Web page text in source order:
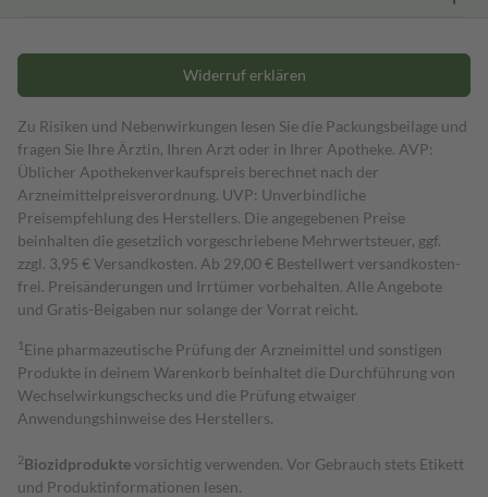
Widerruf erklären
Zu Risiken und Nebenwirkungen lesen Sie die Packungsbeilage und
fragen Sie Ihre Ärztin, Ihren Arzt oder in Ihrer Apotheke. AVP:
Üblicher Apothekenverkaufspreis berechnet nach der
Arzneimittelpreisverordnung. UVP: Unverbindliche
Preisempfehlung des Herstellers. Die angegebenen Preise
beinhalten die gesetzlich vorgeschriebene Mehrwertsteuer, ggf.
zzgl. 3,95 € Versandkosten. Ab 29,00 € Bestell­wert versand­kosten­
frei. Preisänderungen und Irrtümer vorbehalten. Alle Angebote
und Gratis-Beigaben nur solange der Vorrat reicht.
1 Eine pharmazeutische Prüfung der Arzneimittel und sonstigen
Produkte in deinem Warenkorb beinhaltet die Durchführung von
Wechselwirkungschecks und die Prüfung etwaiger
Anwendungshinweise des Herstellers.
2Biozidproduktevorsichtig verwenden. Vor Gebrauch stets Etikett
und Produktinformationen lesen.